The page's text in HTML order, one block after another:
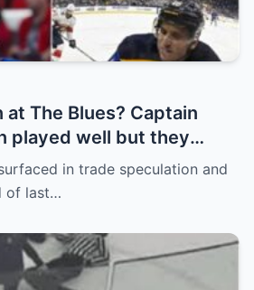
at The Blues? Captain
played well but they
the replacement name
in trade speculation and
of last…